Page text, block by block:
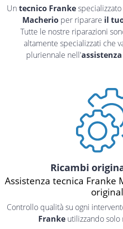
Un tecnico Franke
Macherio per riparare il
Tutte le nostre riparazioni
altamente specializzati che
pluriennale nell'
Ricambi
Assistenza tecnica Franke
Controllo qualità su ogni
Frankeutilizzando solo